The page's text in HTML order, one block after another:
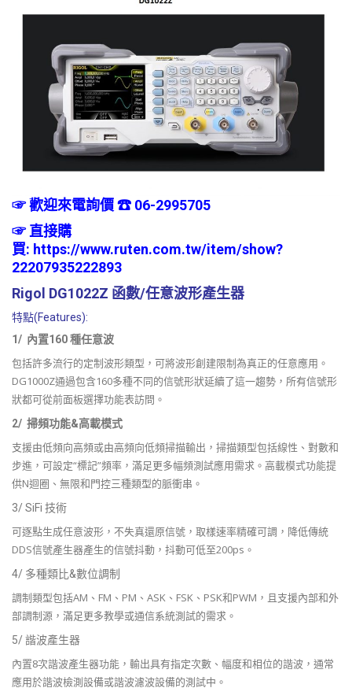
☞ 歡迎來電詢價 ☎ 06-2995705
☞直接購
買: https://www.ruten.com.tw/item/show?
22207935222893
Rigol DG1022Z 函數/任意波形產生器
特點(Features):
1/ 內置160 種任意波
包括許多流行的定制波形類型，可將波形創建限制為真正的任意應用。
DG1000Z通過包含160多種不同的信號形狀延續了這一趨勢，所有信號形
狀都可從前面板選擇功能表訪問。
2/ 掃頻功能&高載模式
支援由低頻向高頻或由高頻向低頻掃描輸出，掃描類型包括線性、對數和
步進，可設定“標記”頻率，滿足更多幅頻測試應用需求。高載模式功能提
供N迴圈、無限和門控三種類型的脈衝串。
3/ SiFi 技術
可逐點生成任意波形，不失真還原信號，取樣速率精確可調，降低傳統
DDS信號產生器產生的信號抖動，抖動可低至200ps。
4/ 多種類比&數位調制
調制類型包括AM、FM、PM、ASK、FSK、PSK和PWM，且支援內部和外
部調制源，滿足更多教學或通信系統測試的需求。
5/ 諧波產生器
內置8次諧波產生器功能，輸出具有指定次數、幅度和相位的諧波，通常
應用於諧波檢測設備或諧波濾波設備的測試中。